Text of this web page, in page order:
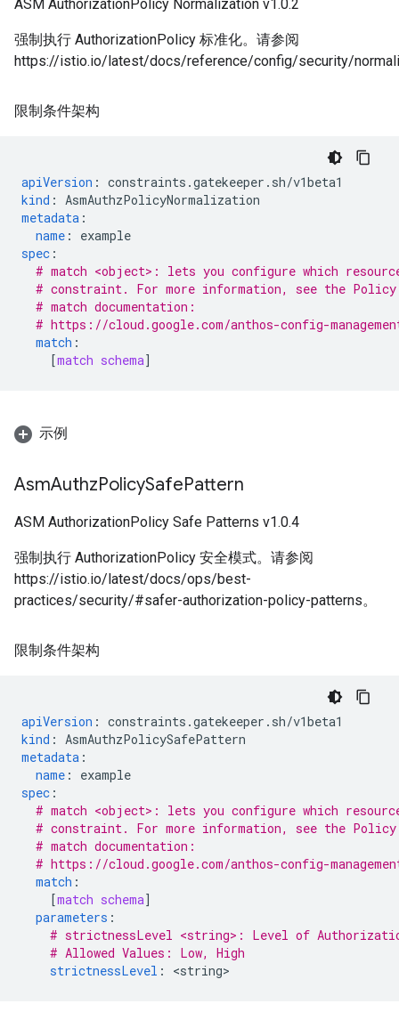
ASM AuthorizationPolicy Normalization v1.0.2
强制执行 AuthorizationPolicy 标准化。请参阅
https://istio.io/latest/docs/reference/config/security/
限制条件架构
apiVersion : constraints.gatekeeper.sh/v1beta1
kind : AsmAuthzPolicyNormalization
metadata :
name :
example
spec :
# match <object>: lets you configure which
# constraint. For more information, see the
# match documentation:
# https://cloud.google.com/anthos-config-
match :
[match schema]
示例
AsmAuthzPolicySafePattern
ASM AuthorizationPolicy Safe Patterns v1.0.4
强制执行 AuthorizationPolicy 安全模式。请参阅
https://istio.io/latest/docs/ops/best-
practices/security/#safer-authorization-policy-patterns。
限制条件架构
apiVersion : constraints.gatekeeper.sh/v1beta1
kind : AsmAuthzPolicySafePattern
metadata :
name :
example
spec :
# match <object>: lets you configure which
# constraint. For more information, see the
# match documentation:
# https://cloud.google.com/anthos-config-
match :
[match schema]
parameters :
# strictnessLevel <string>: Level of
# Allowed Values: Low, High
strictnessLevel : <string